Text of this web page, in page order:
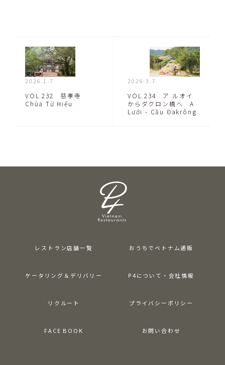
2026.1.7
VOL.232 慈孝寺
Chùa Từ Hiếu
2026.3.7
VOL.234 ア ルオイ
からダクロン橋へ A
Lưới - Cầu Đakrông
レストラン店舗一覧 おうちでベトナム通販
ケータリング＆デリバリー P4について・会社情報
リクルート プライバシーポリシー
FACE BOOK お問い合わせ